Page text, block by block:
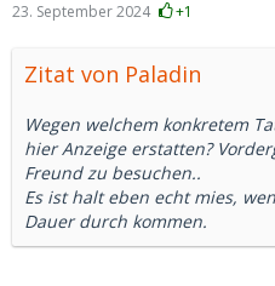
23. September 2024 +1
Zitat von Paladin
Wegen welchem konkretem
hier Anzeige erstatten?
Freund zu besuchen..
Es ist halt eben echt mies,
Dauer durch kommen.